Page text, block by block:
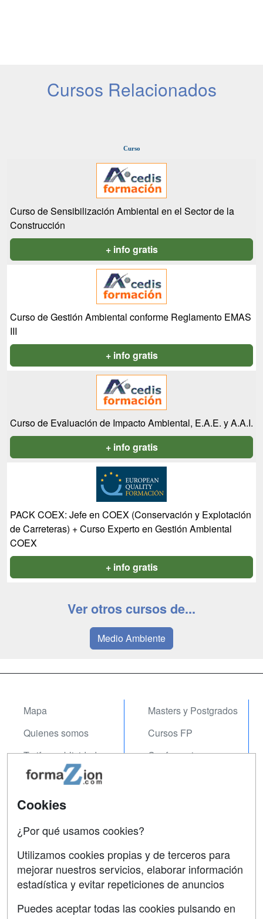
Cursos Relacionados
Curso
Curso de Sensibilización Ambiental en el Sector de la
Construcción
+ info gratis
Curso de Gestión Ambiental conforme Reglamento EMAS
III
+ info gratis
Curso de Evaluación de Impacto Ambiental, E.A.E. y A.A.I.
+ info gratis
PACK COEX: Jefe en COEX (Conservación y Explotación
de Carreteras) + Curso Experto en Gestión Ambiental
COEX
+ info gratis
Ver otros cursos de...
Medio Ambiente
Mapa
Quienes somos
Tarifas publicidad
Acceso Usuarios
Acceso Centros
Masters y Postgrados
Cursos FP
Conferencias
Contactar
Confidencialidad
Aviso legal
Copyleft
Cookies
¿Por qué usamos cookies?
Utilizamos cookies propias y de terceros para
mejorar nuestros servicios, elaborar información
estadística y evitar repeticiones de anuncios
Puedes aceptar todas las cookies pulsando en